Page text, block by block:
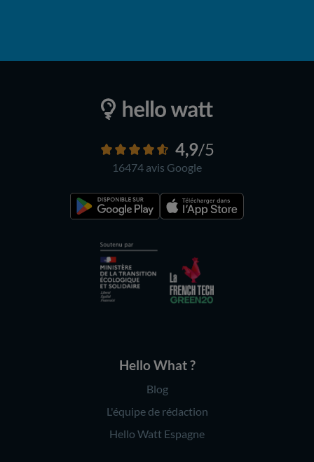
4,9/5
16474 avis Google
Hello What ?
Blog
L'équipe de rédaction
Hello Watt Espagne